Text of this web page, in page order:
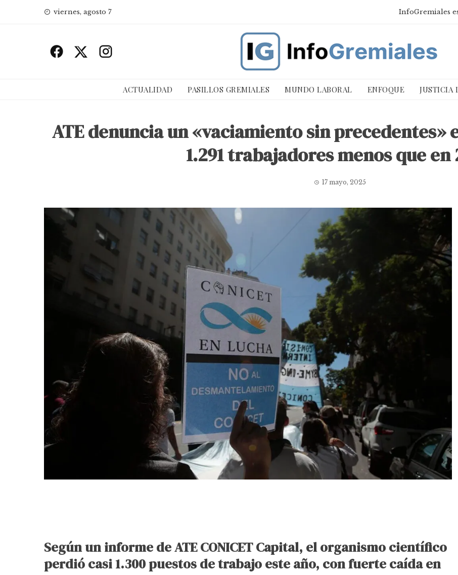
viernes, agosto 7 InfoGremiales
ACTUALIDAD PASILLOS GREMIALES MUNDO LABORAL ENFOQUE JUSTICIA
ATE denuncia un «vaciamiento sin precedentes»
1.291 trabajadores menos que en
17 mayo, 2025
Según un informe de ATE CONICET Capital, el organismo científico
perdió casi 1.300 puestos de trabajo este año, con fuerte caída en